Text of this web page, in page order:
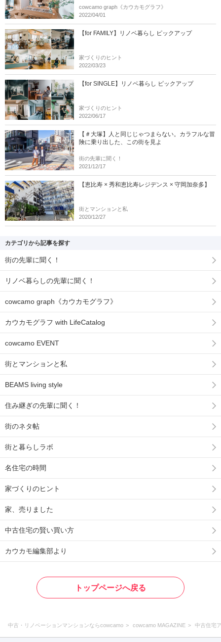
cowcamo graph《カウカモグラフ》
2022/04/01
【for FAMILY】リノベ暮らし ピックアップ
家づくりのヒント
2022/03/23
【for SINGLE】リノベ暮らし ピックアップ
家づくりのヒント
2022/06/17
【＃大塚】人と同じじゃつまらない。カラフルな冒
険に乗り出した、この街を見よ
街の先輩に聞く！
2021/12/17
【恵比寿 × 秀和恵比寿レジデンス × 守岡加奈多】
街とマンションと私
2020/12/27
カテゴリから記事を探す
街の先輩に聞く！
リノベ暮らしの先輩に聞く！
cowcamo graph《カウカモグラフ》
カウカモグラフ with LifeCatalog
cowcamo EVENT
街とマンションと私
BEAMS living style
住み継ぎの先輩に聞く！
街のネタ帖
街と暮らしラボ
名住宅の時間
家づくりのヒント
家、売りました
中古住宅の賢い買い方
カウカモ編集部より
トップページへ戻る
中古・リノベーションマンションならcowcamo cowcamo MAGAZINE 中古住宅